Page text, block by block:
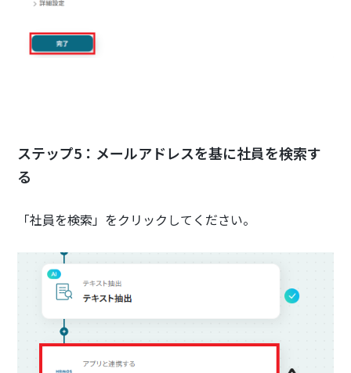
ステップ5：メールアドレスを基に社員を検索す
る
「社員を検索」をクリックしてください。